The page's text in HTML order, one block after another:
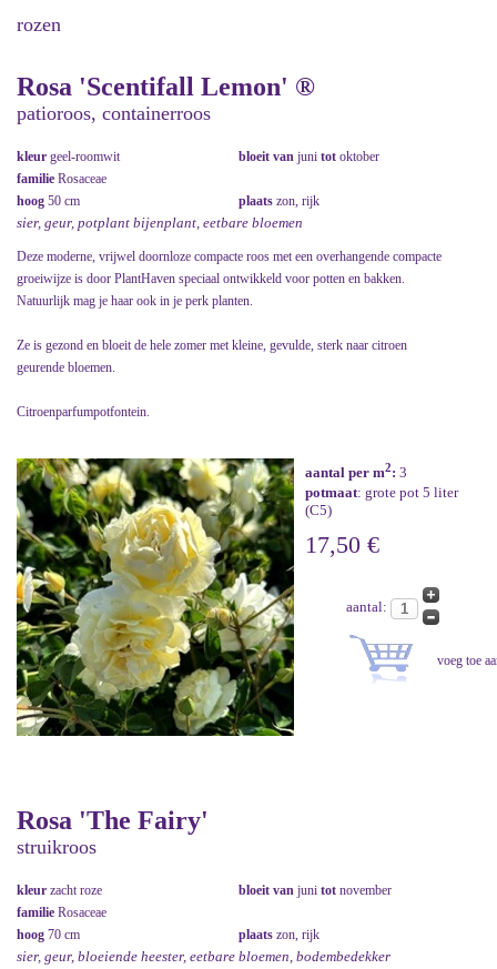
rozen
Rosa 'Scentifall Lemon' ®
patioroos, containerroos
kleur geel-roomwit bloeit van juni tot oktober
familie Rosaceae
hoog 50 cm plaats zon, rijk
sier, geur, potplant bijenplant, eetbare bloemen
Deze moderne, vrijwel doornloze compacte roos met een overhangende compacte
groeiwijze is door PlantHaven speciaal ontwikkeld voor potten en bakken.
Natuurlijk mag je haar ook in je perk planten.
Ze is gezond en bloeit de hele zomer met kleine, gevulde, sterk naar citroen
geurende bloemen.
Citroenparfumpotfontein.
aantal per m2: 3
potmaat: grote pot 5 liter
(C5)
17,50 €
aantal:
Rosa 'The Fairy'
struikroos
kleur zacht roze bloeit van juni tot november
familie Rosaceae
hoog 70 cm plaats zon, rijk
sier, geur, bloeiende heester, eetbare bloemen, bodembedekker